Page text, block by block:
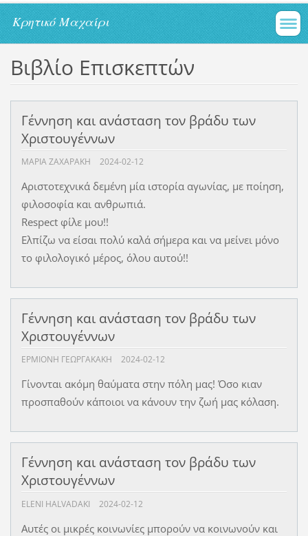
Kρητικό Μαχαίρι
Βιβλίο Επισκεπτών
Γέννηση και ανάσταση τον βράδυ των
Χριστουγέννων
ΜΑΡΊΑ ΖΑΧΑΡΆΚΗ 2024-02-12
Αριστοτεχνικά δεμένη μία ιστορία αγωνίας, με ποίηση,
φιλοσοφία και ανθρωπιά.
Respect φίλε μου!!
Ελπίζω να είσαι πολύ καλά σήμερα και να μείνει μόνο
το φιλολογικό μέρος, όλου αυτού!!
Γέννηση και ανάσταση τον βράδυ των
Χριστουγέννων
ΕΡΜΙΟΝΗ ΓΕΩΡΓΑΚΑΚΗ 2024-02-12
Γίνονται ακόμη θαύματα στην πόλη μας! Όσο κιαν
προσπαθούν κάποιοι να κάνουν την ζωή μας κόλαση.
Γέννηση και ανάσταση τον βράδυ των
Χριστουγέννων
ELENI HALVADAKI 2024-02-12
Αυτές οι μικρές κοινωνίες μπορούν να κοινωνούν και